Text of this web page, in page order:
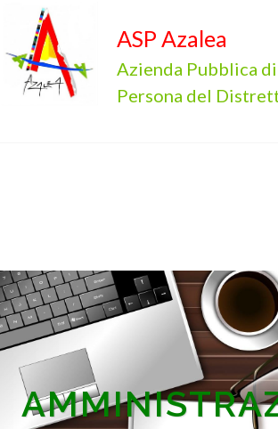
ASP Azalea
Azienda Pubblica
Persona del